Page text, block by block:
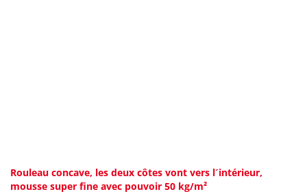
Rouleau concave, les deux côtes vont vers l´intérieur,
mousse super fine avec pouvoir 50 kg/m²